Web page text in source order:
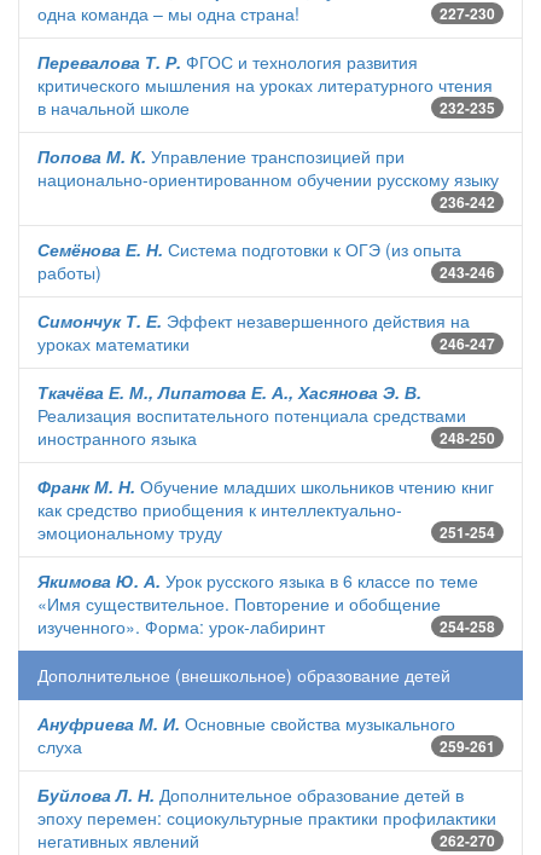
одна команда – мы одна страна!
227-230
Перевалова Т. Р. ФГОС и технология развития
критического мышления на уроках литературного чтения
в начальной школе
232-235
Попова М. К. Управление транспозицией при
национально-ориентированном обучении русскому языку
236-242
Семёнова Е. Н. Система подготовки к ОГЭ (из опыта
работы)
243-246
Симончук Т. Е. Эффект незавершенного действия на
уроках математики
246-247
Ткачёва Е. М., Липатова Е. А., Хасянова Э. В.
Реализация воспитательного потенциала средствами
иностранного языка
248-250
Франк М. Н. Обучение младших школьников чтению книг
как средство приобщения к интеллектуально-
эмоциональному труду
251-254
Якимова Ю. А. Урок русского языка в 6 классе по теме
«Имя существительное. Повторение и обобщение
изученного». Форма: урок-лабиринт
254-258
Дополнительное (внешкольное) образование детей
Ануфриева М. И. Основные свойства музыкального
слуха
259-261
Буйлова Л. Н. Дополнительное образование детей в
эпоху перемен: социокультурные практики профилактики
негативных явлений
262-270